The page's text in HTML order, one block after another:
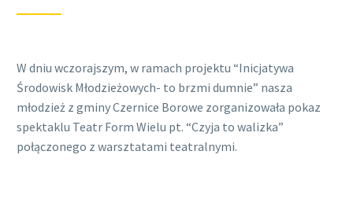
W dniu wczorajszym, w ramach projektu “Inicjatywa
Środowisk Młodzieżowych- to brzmi dumnie” nasza
młodzież z gminy Czernice Borowe zorganizowała pokaz
spektaklu Teatr Form Wielu pt. “Czyja to walizka”
połączonego z warsztatami teatralnymi.